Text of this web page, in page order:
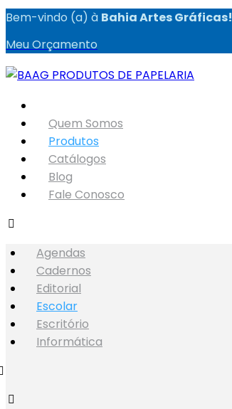
Bem-vindo (a) à Bahia Artes Gráficas!
Meu Orçamento
Quem Somos
Produtos
Catálogos
Blog
Fale Conosco
Agendas
Cadernos
Editorial
Escolar
Escritório
Informática